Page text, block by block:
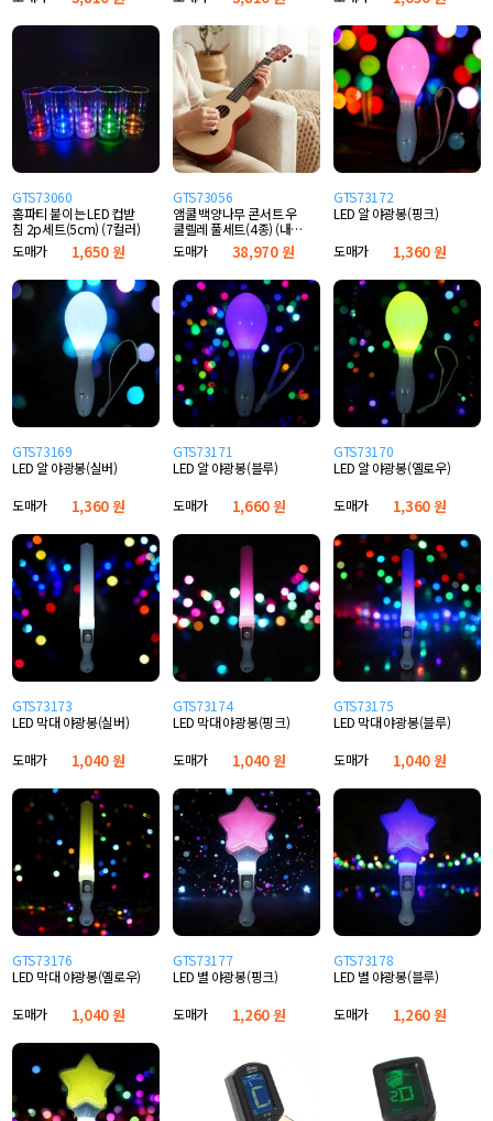
GTS73060
홈파티 붙이는 LED 컵받
침 2p세트(5cm) (7컬러)
도매가
1,650 원
GTS73056
앰쿨 백양나무 콘서트 우
쿨렐레 풀세트(4종) (내추
럴)
도매가 38,970 원
GTS73172
LED 알 야광봉(핑크)
도매가
1,360 원
GTS73169
LED 알 야광봉(실버)
도매가
1,360 원
GTS73171
LED 알 야광봉(블루)
도매가
1,660 원
GTS73170
LED 알 야광봉(옐로우)
도매가
1,360 원
GTS73173
LED 막대 야광봉(실버)
도매가
1,040 원
GTS73174
LED 막대 야광봉(핑크)
도매가
1,040 원
GTS73175
LED 막대 야광봉(블루)
도매가
1,040 원
GTS73176
LED 막대 야광봉(옐로우)
도매가
1,040 원
GTS73177
LED 별 야광봉(핑크)
도매가
1,260 원
GTS73178
LED 별 야광봉(블루)
도매가
1,260 원